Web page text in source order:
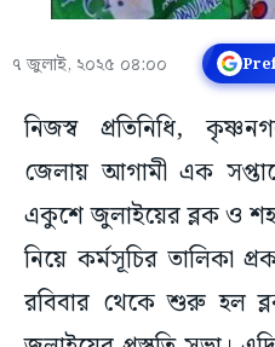
৭ জুলাই, ২০২৫ ০৪:০০
নিজস্ব প্রতিনিধি,
জেলায় আগামী এক
একুশে জুলাইয়ের ব্লক ও
নিয়ে কর্মসূচির তালিকা
রবিবার থেকে শুরু হল